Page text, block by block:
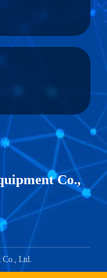
Co.,
Co., Ltd.